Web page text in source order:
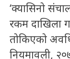
‘क्यासिनो
रकम दाखिला
तोकिएको
नियमावली,